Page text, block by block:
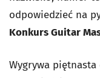
odpowiedzieć na
Konkurs Guitar
Wygrywa